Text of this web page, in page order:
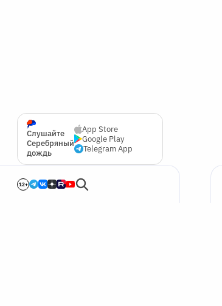
Слушайте
Серебряный
дождь
App Store
Google Play
Telegram App
12+